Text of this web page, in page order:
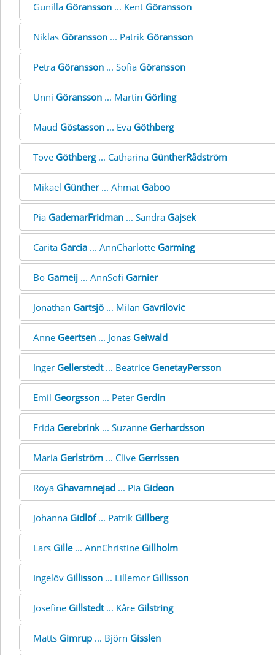
Gunilla Göransson ... Kent Göransson
Niklas Göransson ... Patrik Göransson
Petra Göransson ... Sofia Göransson
Unni Göransson ... Martin Görling
Maud Göstasson ... Eva Göthberg
Tove Göthberg... Catharina GüntherRådström
Mikael Günther... Ahmat Gaboo
Pia GademarFridman ... Sandra Gajsek
Carita Garcia ... AnnCharlotte Garming
Bo Garneij ... AnnSofi Garnier
Jonathan Gartsjö ... Milan Gavrilovic
Anne Geertsen ... Jonas Geiwald
Inger Gellerstedt... Beatrice GenetayPersson
Emil Georgsson ... Peter Gerdin
Frida Gerebrink... Suzanne Gerhardsson
Maria Gerlström ... Clive Gerrissen
Roya Ghavamnejad ... Pia Gideon
Johanna Gidlöf... Patrik Gillberg
Lars Gille... AnnChristine Gillholm
Ingelöv Gillisson ... Lillemor Gillisson
Josefine Gillstedt... Kåre Gilstring
Matts Gimrup ... Björn Gisslen